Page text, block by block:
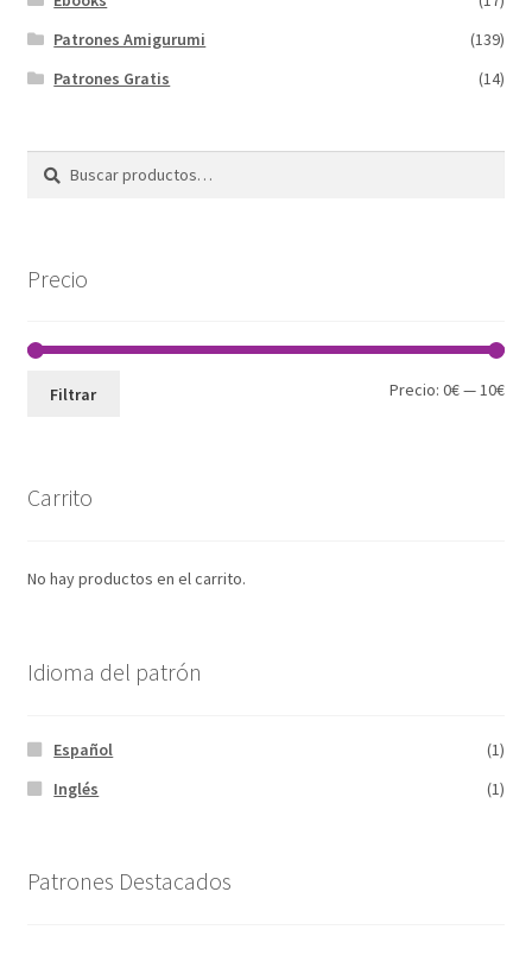
Patrones Amigurumi
(139)
Patrones Gratis
(14)
Buscar
Buscar
Precio
Filtrar Precio:0€—10€
Carrito
No hay productos en el carrito.
Idioma del patrón
Español
(1)
Inglés
(1)
Patrones Destacados